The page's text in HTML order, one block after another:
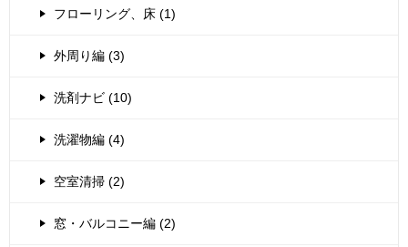
フローリング、床 (1)
外周り編 (3)
洗剤ナビ (10)
洗濯物編 (4)
空室清掃 (2)
窓・バルコニー編 (2)